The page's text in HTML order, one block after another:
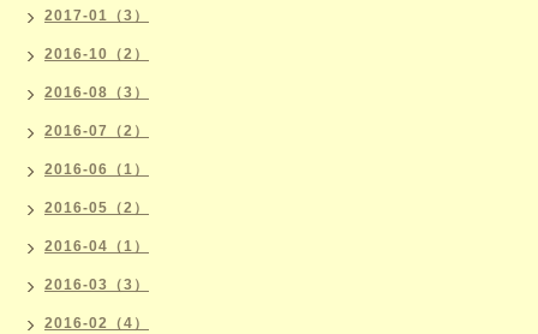
2017-01（3）
2016-10（2）
2016-08（3）
2016-07（2）
2016-06（1）
2016-05（2）
2016-04（1）
2016-03（3）
2016-02（4）